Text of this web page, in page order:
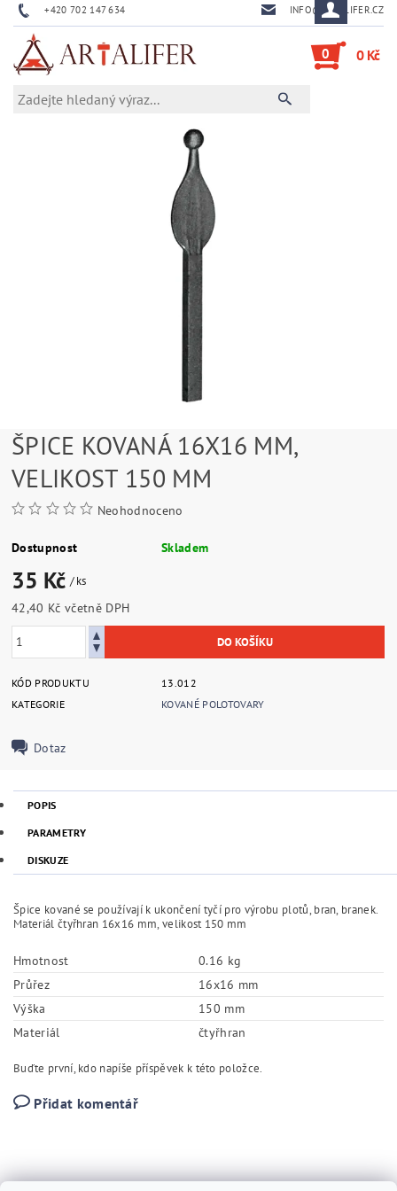
+420 702 147 634 INFO@ARTALIFER.CZ
0 0 Kč
ŠPICE KOVANÁ 16X16 MM,
VELIKOST 150 MM
Neohodnoceno
Dostupnost Skladem
35 Kč/ ks
42,40 Kč včetně DPH
KÓD PRODUKTU
13.012
KATEGORIE
KOVANÉ POLOTOVARY
Dotaz
POPIS
PARAMETRY
DISKUZE
Špice kované se používají k ukončení tyčí pro výrobu plotů, bran, branek.
Materiál čtyřhran 16x16 mm, velikost 150 mm
Hmotnost
0.16 kg
Průřez
16x16 mm
Výška
150 mm
Materiál
čtyřhran
Buďte první, kdo napíše příspěvek k této položce.
Přidat komentář